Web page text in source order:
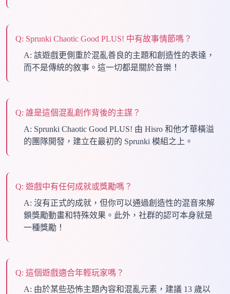
Q: Sprunki Chaotic Good PLUS! 中有故事情節嗎？
A: 該遊戲更側重於混亂善良的主題和創造性的表達，
而不是傳統的敘事。這一切都是關於音樂！
Q: 誰是這個混亂創作背後的主謀？
A: Sprunki Chaotic Good PLUS! 由 Hisro 和他才華橫溢
的團隊開發，建立在最初的 Sprunki 模組之上。
Q: 遊戲中有任何成就或獎勵嗎？
A: 沒有正式的成就，但你可以通過創造性的混音來解
鎖獎勵動畫和特殊效果。此外，社群的認可本身就是
一種獎勵！
Q: 這個遊戲適合年輕玩家嗎？
A: 由於某些恐怖主題內容和混亂元素，建議 13 歲以